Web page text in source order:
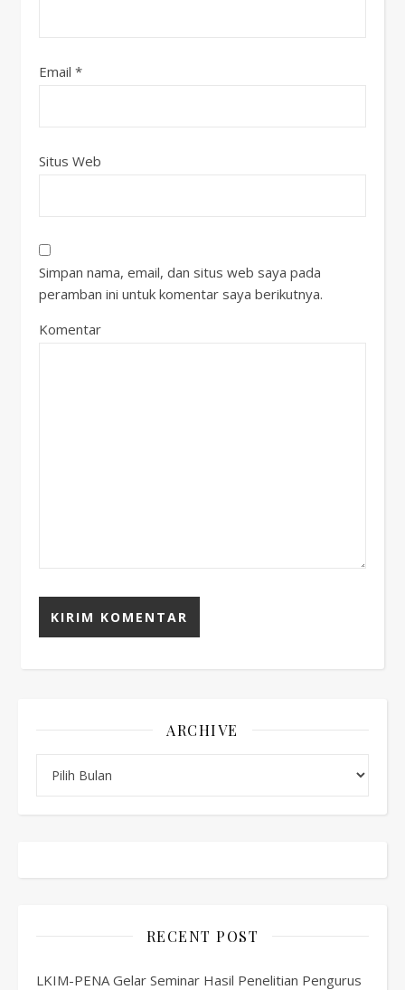
Email *
Situs Web
Simpan nama, email, dan situs web saya pada
peramban ini untuk komentar saya berikutnya.
Komentar
ARCHIVE
RECENT POST
LKIM-PENA Gelar Seminar Hasil Penelitian Pengurus